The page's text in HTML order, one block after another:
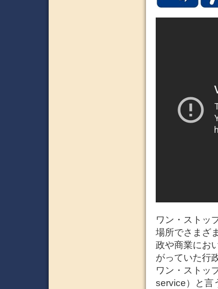
ワン・ストッ
場所でさまざ
政や商業にお
がっていた行
ワン・ストッ
service）と言